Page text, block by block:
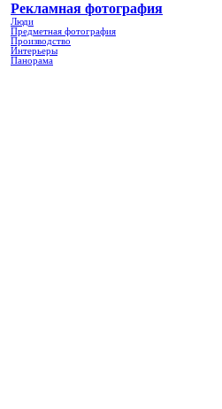
Рекламная фотография
Люди
Предметная фотография
Производство
Интерьеры
Панорама